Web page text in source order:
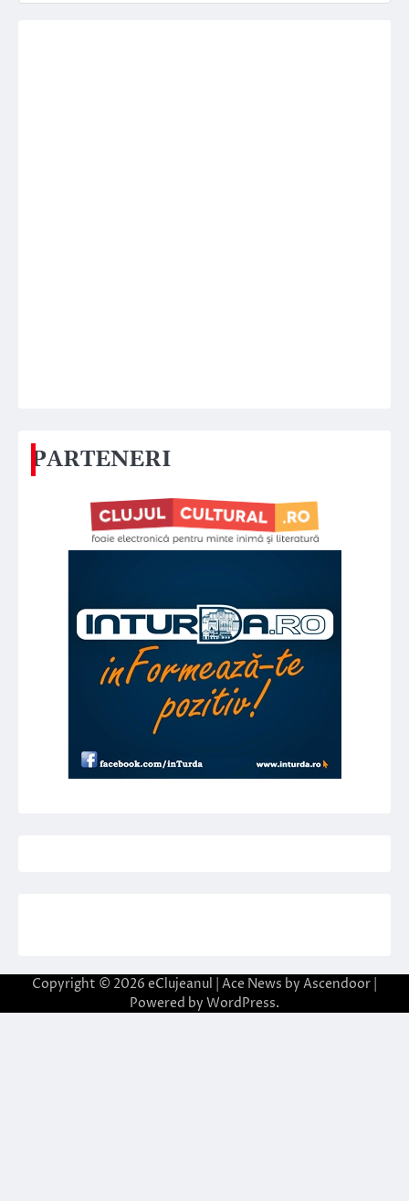
PARTENERI
Copyright © 2026 eClujeanul | Ace News by Ascendoor
Powered by WordPress.